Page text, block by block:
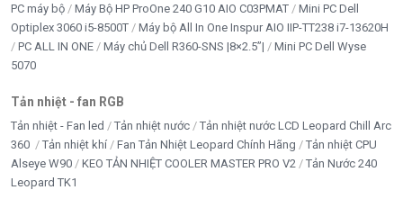
PC máy bộ Máy Bộ HP ProOne 240 G10 AIO C03PMAT
Mini PC Dell
Optiplex 3060 i5-8500T
Máy bộ All In One Inspur AIO IIP-TT238 i7-13620H
PC ALL IN ONE
Máy chủ Dell R360-SNS |8×2.5”|
Mini PC Dell Wyse
5070
Tản nhiệt - fan RGB
Tản nhiệt - Fan led Tản nhiệt nước
Tản nhiệt nước LCD Leopard Chill Arc
360
Tản nhiệt khí Fan Tản Nhiệt Leopard Chính Hãng
Tản nhiệt CPU
Alseye W90
KEO TẢN NHIỆT COOLER MASTER PRO V2
Tản Nước 240
Leopard TK1